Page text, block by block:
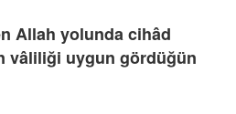
Allah yolunda cihâd
vâliliği uygun gördüğün